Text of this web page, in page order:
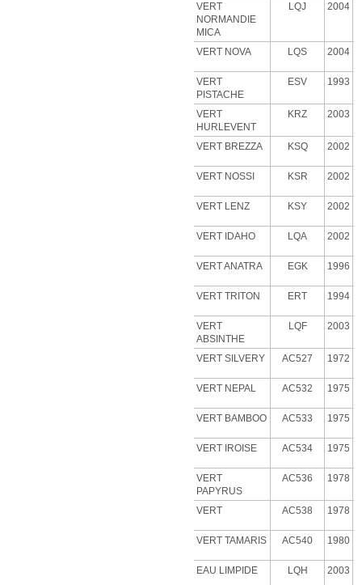
VERT
NORMANDIE
MICA
LQJ 2004
VERT NOVA LQS 2004
VERT
PISTACHE
ESV 1993
VERT
HURLEVENT
KRZ 2003
VERT BREZZA KSQ 2002
VERT NOSSI KSR 2002
VERT LENZ KSY 2002
VERT IDAHO LQA 2002
VERT ANATRA EGK 1996
VERT TRITON ERT 1994
VERT
ABSINTHE
LQF 2003
VERT SILVERY AC527 1972
VERT NEPAL AC532 1975
VERT BAMBOO AC533 1975
VERT IROISE AC534 1975
VERT
PAPYRUS
AC536 1978
VERT AC538 1978
VERT TAMARIS AC540 1980
EAU LIMPIDE LQH 2003